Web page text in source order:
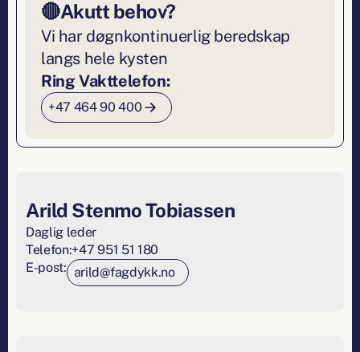
🔴Akutt behov?
Vi har døgnkontinuerlig beredskap
langs hele kysten
Ring Vakttelefon:
+47 464 90 400
Arild Stenmo Tobiassen
Daglig leder
Telefon:+47 951 51 180
E-post: arild@fagdykk.no